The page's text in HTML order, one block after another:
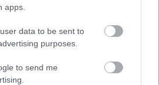
apps.
data to be sent to
purposes.
to send me